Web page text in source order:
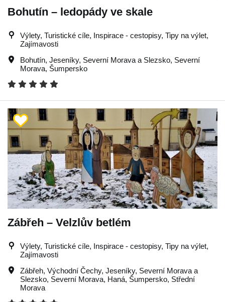
Bohutín – ledopády ve skale
Výlety, Turistické cíle, Inspirace - cestopisy, Tipy na výlet,
Zajímavosti
Bohutín, Jeseníky, Severní Morava a Slezsko, Severní
Morava, Šumpersko
Zábřeh – Velzlův betlém
Výlety, Turistické cíle, Inspirace - cestopisy, Tipy na výlet,
Zajímavosti
Zábřeh, Východní Čechy, Jeseníky, Severní Morava a
Slezsko, Severní Morava, Haná, Šumpersko, Střední
Morava